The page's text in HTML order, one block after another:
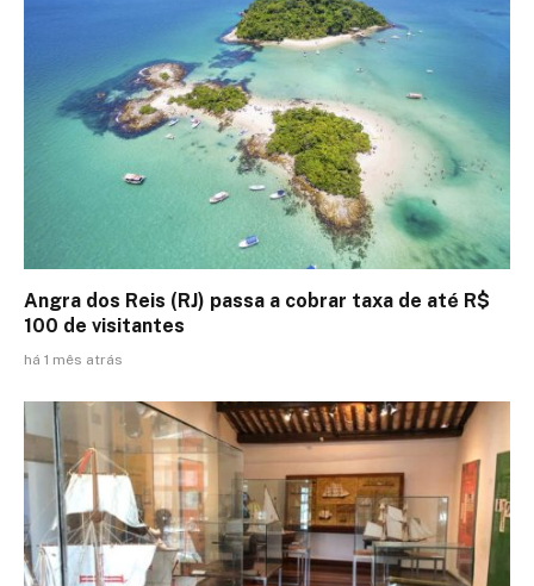
Angra dos Reis (RJ) passa a cobrar taxa de até R$
100 de visitantes
há 1 mês atrás